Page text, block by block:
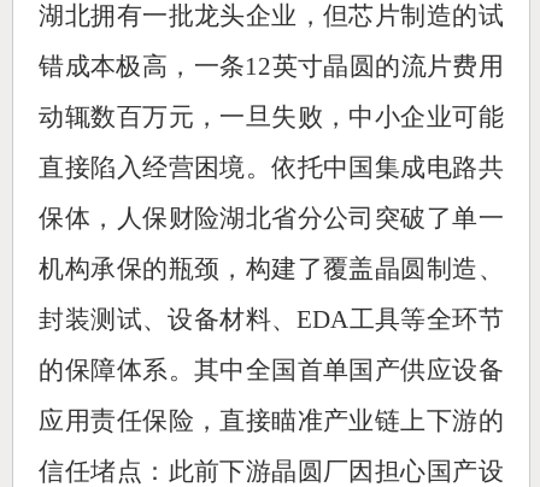
湖北拥有一批龙头企业，但芯片制造的试
错成本极高，一条12英寸晶圆的流片费用
动辄数百万元，一旦失败，中小企业可能
直接陷入经营困境。依托中国集成电路共
保体，人保财险湖北省分公司突破了单一
机构承保的瓶颈，构建了覆盖晶圆制造、
封装测试、设备材料、EDA工具等全环节
的保障体系。其中全国首单国产供应设备
应用责任保险，直接瞄准产业链上下游的
信任堵点：此前下游晶圆厂因担心国产设